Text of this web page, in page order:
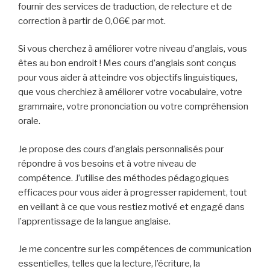
fournir des services de traduction, de relecture et de
correction à partir de 0,06€ par mot.
Si vous cherchez à améliorer votre niveau d’anglais, vous
êtes au bon endroit ! Mes cours d’anglais sont conçus
pour vous aider à atteindre vos objectifs linguistiques,
que vous cherchiez à améliorer votre vocabulaire, votre
grammaire, votre prononciation ou votre compréhension
orale.
Je propose des cours d’anglais personnalisés pour
répondre à vos besoins et à votre niveau de
compétence. J’utilise des méthodes pédagogiques
efficaces pour vous aider à progresser rapidement, tout
en veillant à ce que vous restiez motivé et engagé dans
l’apprentissage de la langue anglaise.
Je me concentre sur les compétences de communication
essentielles, telles que la lecture, l’écriture, la